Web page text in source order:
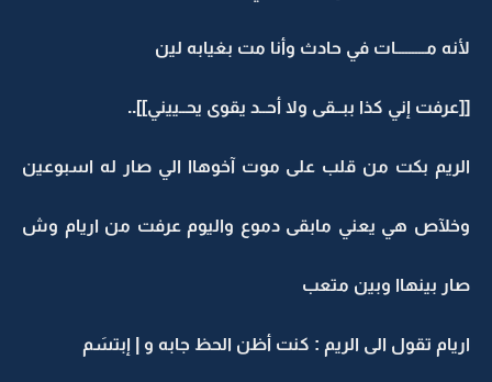
لأنه مـــــــــات في حادث وأنا مت بغيابه لين
[[عرفت إني كذا ببــقى ولا أحــد يقوى يحــييني]]..
الريم بكت من قلب على موت آخوهاا الي صار له اسبوعين
وخلآص هي يعني مابقى دموع واليوم عرفت من اريام وش
صار بينهاا وبين متعب
اريام تقول الى الريم : كنت أظن الحظ جابه و | إبتسَم